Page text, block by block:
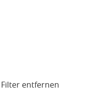
Filter entfernen